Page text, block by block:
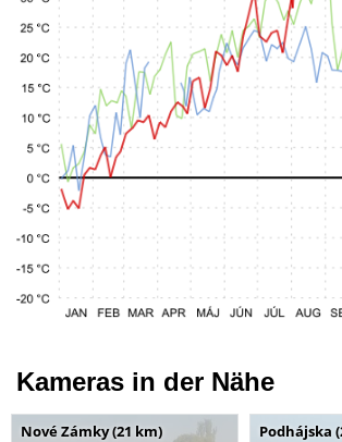
Kameras in der Nähe
Nové Zámky (21 km) Podhájska